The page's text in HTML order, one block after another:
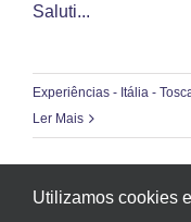
Saluti...
Experiências - Itália -
Ler Mais
Utilizamos cookies